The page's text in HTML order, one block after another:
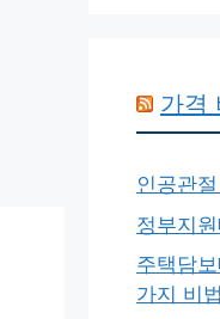
가격
인공관
정부지
주택담
가지 비법